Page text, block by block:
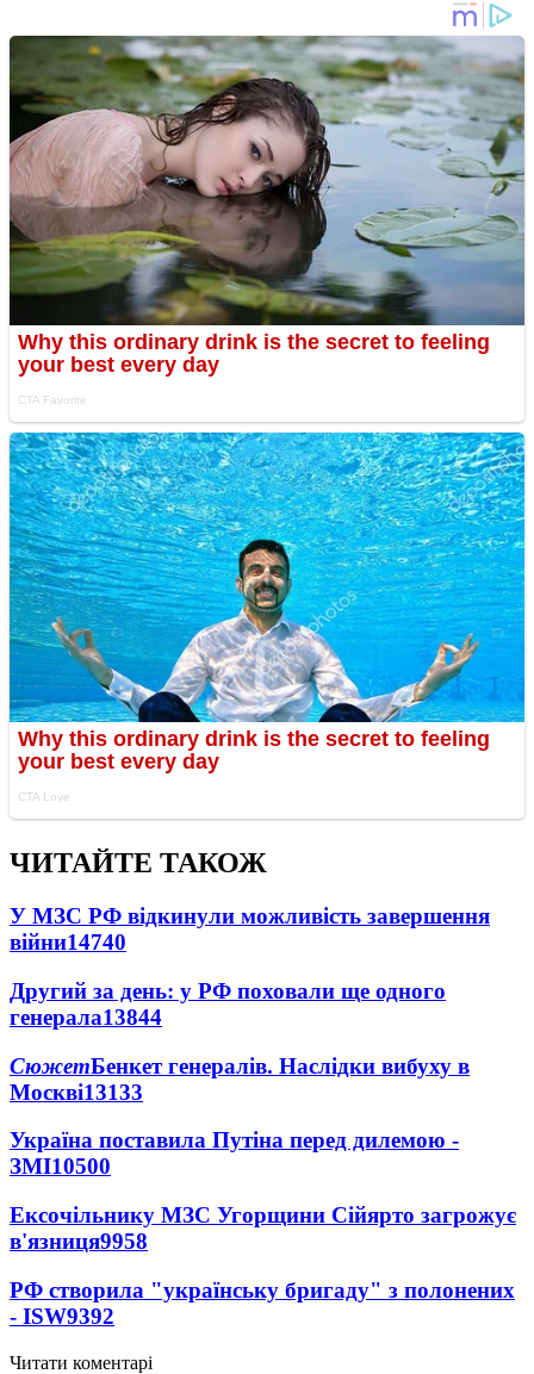
ЧИТАЙТЕ ТАКОЖ
У МЗС РФ відкинули можливість завершення
війни14740
Другий за день: у РФ поховали ще одного
генерала13844
СюжетБенкет генералів. Наслідки вибуху в
Москві13133
Україна поставила Путіна перед дилемою -
ЗМІ10500
Ексочільнику МЗС Угорщини Сійярто загрожує
в'язниця9958
РФ створила "українську бригаду" з полонених
- ISW9392
Читати коментарі